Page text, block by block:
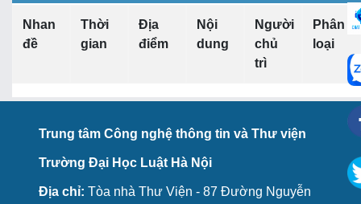
Nhan
đề
Thời
gian
Địa
điểm
Nội
dung
Người
chủ
trì
Phân
loại
Trung tâm Công nghệ thông tin và Thư viện
Trường Đại Học Luật Hà Nội
Địa chỉ: Tòa nhà Thư Viện - 87 Đường Nguyễn